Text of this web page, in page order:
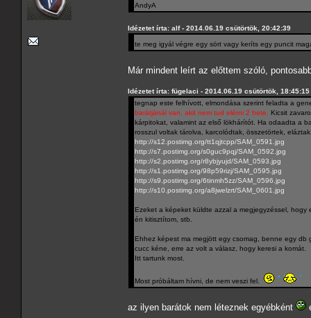
AndyA
Idézetet írta: alf - 2014.06.19 csütörtök, 20:42:39
te meg igyál végre egy sört vagy keríts egy puncit
Már mindent leírt az előttem szóló,
Idézetet írta: fügelaci - 2014.06.19 csütörtök, 18:45:15
tegnap este felhívott, elmondása szerint feladta a
barátjánál van, akit nem tud elérni 2 hete. Kicsit
kárpitokat, valamint az első lökhárítót. Ha odaadta a
rosszul voltak tárolva, karcolódtak, összetörtek,
http://s12.postimg.org/tt1qjtcpp/SAM_0591.jpg
http://s7.postimg.org/s0guc9pqj/SAM_0592.jpg
http://s2.postimg.org/r8ybjyujd/SAM_0593.jpg
http://s1.postimg.org/98p59rizj/SAM_0595.jpg
http://s9.postimg.org/6tinmh5zz/SAM_0596.jpg
http://s10.postimg.org/a8jwelzrt/SAM_0601.jpg
Ezeket a képeket küldte azzal a megjegyzéssel,
én kitisztítom, stb.
Ehhez képest ma megjött egy csomag, benne egy
cucc kéne, erre az volt a válasz, hogy keresi a komát.
Itt tartunk most.
Most próbáltam hívni, de nem veszi fel.
az ilyen barátok nem léteznek egyébként